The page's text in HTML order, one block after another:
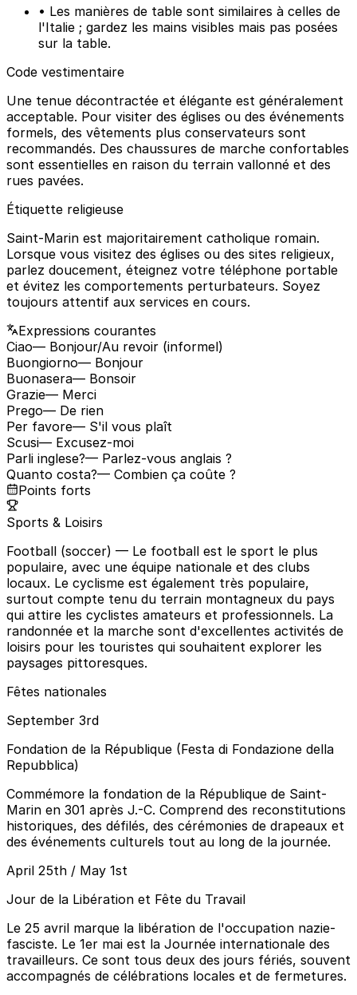
• Les manières de table sont similaires à celles de
l'Italie ; gardez les mains visibles mais pas posées
sur la table.
Code vestimentaire
Une tenue décontractée et élégante est généralement
acceptable. Pour visiter des églises ou des événements
formels, des vêtements plus conservateurs sont
recommandés. Des chaussures de marche confortables
sont essentielles en raison du terrain vallonné et des
rues pavées.
Étiquette religieuse
Saint-Marin est majoritairement catholique romain.
Lorsque vous visitez des églises ou des sites religieux,
parlez doucement, éteignez votre téléphone portable
et évitez les comportements perturbateurs. Soyez
toujours attentif aux services en cours.
Expressions courantes
Ciao— Bonjour/Au revoir (informel)
Buongiorno— Bonjour
Buonasera— Bonsoir
Grazie— Merci
Prego— De rien
Per favore— S'il vous plaît
Scusi— Excusez-moi
Parli inglese?— Parlez-vous anglais ?
Quanto costa?— Combien ça coûte ?
Points forts
Sports & Loisirs
Football (soccer) — Le football est le sport le plus
populaire, avec une équipe nationale et des clubs
locaux. Le cyclisme est également très populaire,
surtout compte tenu du terrain montagneux du pays
qui attire les cyclistes amateurs et professionnels. La
randonnée et la marche sont d'excellentes activités de
loisirs pour les touristes qui souhaitent explorer les
paysages pittoresques.
Fêtes nationales
September 3rd
Fondation de la République (Festa di Fondazione della
Repubblica)
Commémore la fondation de la République de Saint-
Marin en 301 après J.-C. Comprend des reconstitutions
historiques, des défilés, des cérémonies de drapeaux et
des événements culturels tout au long de la journée.
April 25th / May 1st
Jour de la Libération et Fête du Travail
Le 25 avril marque la libération de l'occupation nazie-
fasciste. Le 1er mai est la Journée internationale des
travailleurs. Ce sont tous deux des jours fériés, souvent
accompagnés de célébrations locales et de fermetures.